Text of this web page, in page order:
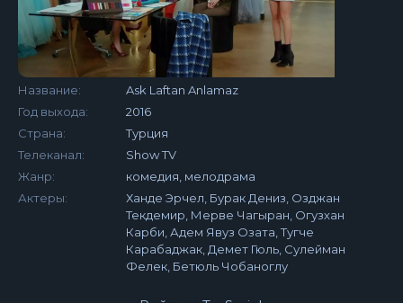
Название:
Ask Laftan Anlamaz
Год выхода:
2016
Страна:
Турция
Телеканал:
Show TV
Жанр:
комедия, мелодрама
Актеры:
Ханде Эрчел, Бурак Дениз, Озджан
Текдемир, Мерве Чагыран, Огузхан
Карби, Адем Явуз Озата, Тугче
Карабаджак, Демет Гюль, Сулейман
Фелек, Бетюль Чобаноглу